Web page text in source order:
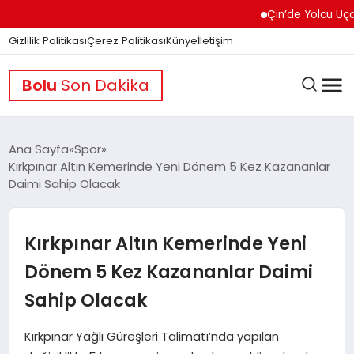
Çin’de Yolcu
Gizlilik PolitikasıÇerez PolitikasıKünyeİletişim
Bolu Son Dakika
GÜNDEM
DÜNYA
EĞITIM
Ana Sayfa Spor
Kırkpınar Altın Kemerinde Yeni Dönem 5 Kez Kazananlar
Daimi Sahip Olacak
Kırkpınar Altın Kemerinde Yeni
Dönem 5 Kez Kazananlar Daimi
Sahip Olacak
Kırkpınar Yağlı Güreşleri Talimatı’nda yapılan